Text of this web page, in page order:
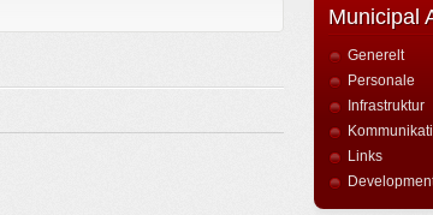
Municipal
Generelt
Personale
Infrastruktur
Links